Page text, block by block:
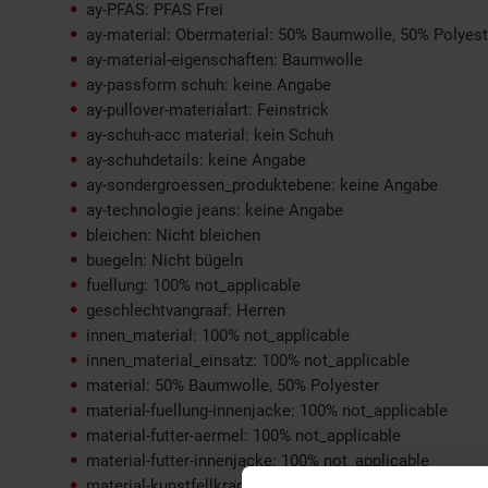
ay-PFAS: PFAS Frei
ay-material: Obermaterial: 50% Baumwolle, 50%
ay-material-eigenschaften: Baumwolle
ay-passform schuh: keine Angabe
ay-pullover-materialart: Feinstrick
ay-schuh-acc material: kein Schuh
ay-schuhdetails: keine Angabe
ay-sondergroessen_produktebene: keine Angabe
ay-technologie jeans: keine Angabe
bleichen: Nicht bleichen
buegeln: Nicht bügeln
fuellung: 100% not_applicable
geschlechtvangraaf: Herren
innen_material: 100% not_applicable
innen_material_einsatz: 100% not_applicable
material: 50% Baumwolle, 50% Polyester
material-fuellung-innenjacke: 100% not_applicable
material-futter-aermel: 100% not_applicable
material-futter-innenjacke: 100% not_applicable